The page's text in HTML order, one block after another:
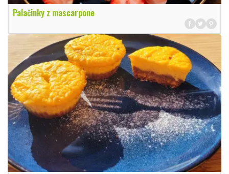
Palačinky z mascarpone